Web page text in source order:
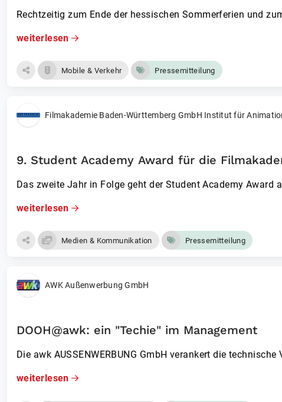
Rechtzeitig zum Ende der hessischen Sommerferien und
weiterlesen
Mobile & Verkehr Pressemitteilung
Filmakademie Baden-Württemberg GmbH Institut für
9. Student Academy Award für die
Das zweite Jahr in Folge geht der Student Academy
weiterlesen
Medien & Kommunikation Pressemitteilung
AWK Außenwerbung GmbH
DOOH@awk: ein "Techie" im Management
Die awk AUSSENWERBUNG GmbH verankert die
weiterlesen